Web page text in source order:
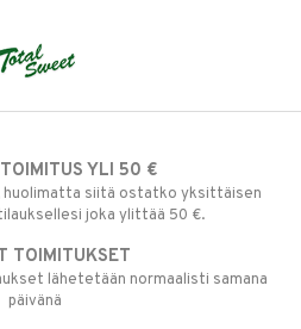
YLI 50 €
huolimatta siitä ostatko yksittäisen
joka ylittää 50 €.
TOIMITUKSET
lähetetään normaalisti samana
päivänä